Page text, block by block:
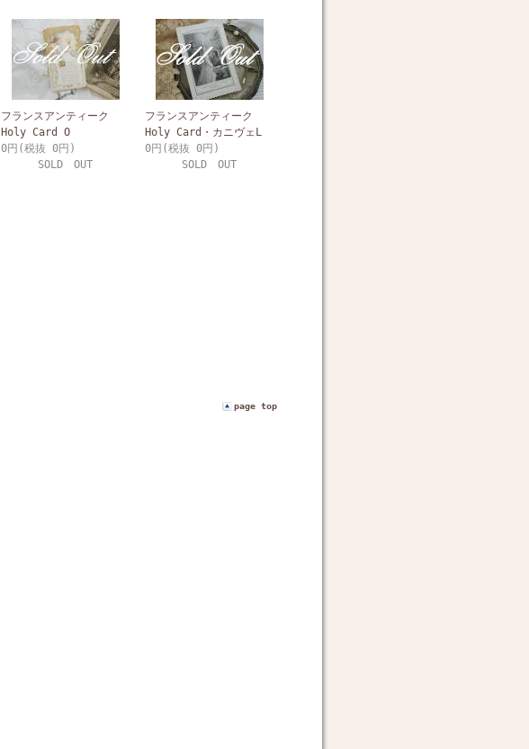
フランスアンティーク
Holy Card O
0円(税抜 0円)
SOLD OUT
フランスアンティーク
Holy Card・カニヴェL
0円(税抜 0円)
SOLD OUT
page top